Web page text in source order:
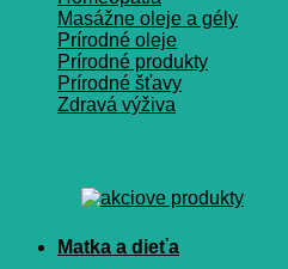
Masážne oleje a gély
Prírodné oleje
Prírodné produkty
Prírodné šťavy
Zdravá výživa
Matka a dieťa